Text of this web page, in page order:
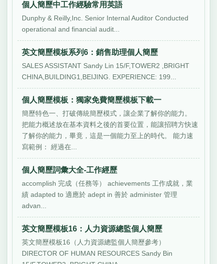
個人簡歷中工作經驗常用英語
Dunphy & Reilly,Inc. Senior Internal Auditor Conducted
operational and financial audit...
英文簡歷模板系列6：銷售助理個人簡歷
SALES ASSISTANT Sandy Lin 15/F,TOWER2 ,BRIGHT
CHINA,BUILDING1,BEIJING. EXPERIENCE: 199...
個人簡歷模板：獨家免費簡歷模板下載一
簡歷特色一、打破傳統簡歷模式，讓企業了解你的能力。
把能力概述放在基本資料之後的首要位置，能讓招聘方快速
了解你的能力，畢竟，這是一個能力至上的時代。 能力速
寫範例： 經過在...
個人簡歷詞彙大全-工作經歷
accomplish 完成（任務等） achievements 工作成就，業
績 adapted to 適應於 adept in 善於 administer 管理
advan...
英文簡歷模板16：人力資源總監個人簡歷
英文簡歷模板16（人力資源總監個人簡歷參考）
DIRECTOR OF HUMAN RESOURCES Sandy Bin